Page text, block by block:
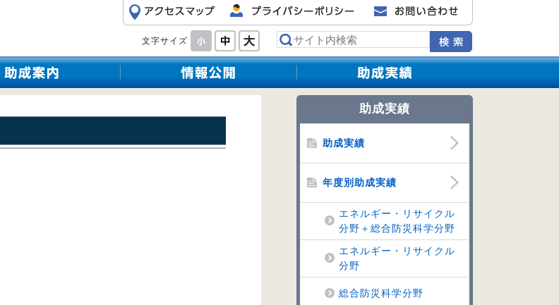
文字サイズ
助成実績
助成実績
年度別助成実績
エネルギー・リサイクル
分野＋総合防災科学分野
エネルギー・リサイクル
分野
総合防災科学分野